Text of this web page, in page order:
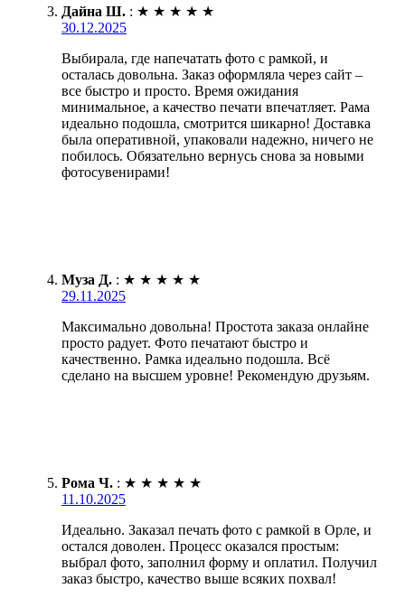
Дайна Ш. : ★ ★ ★ ★ ★
30.12.2025
Выбирала, где напечатать фото с рамкой, и
осталась довольна. Заказ оформляла через сайт –
все быстро и просто. Время ожидания
минимальное, а качество печати впечатляет. Рама
идеально подошла, смотрится шикарно! Доставка
была оперативной, упаковали надежно, ничего не
побилось. Обязательно вернусь снова за новыми
фотосувенирами!
Муза Д. : ★ ★ ★ ★ ★
29.11.2025
Максимально довольна! Простота заказа онлайне
просто радует. Фото печатают быстро и
качественно. Рамка идеально подошла. Всё
сделано на высшем уровне! Рекомендую друзьям.
Рома Ч. : ★ ★ ★ ★ ★
11.10.2025
Идеально. Заказал печать фото с рамкой в Орле, и
остался доволен. Процесс оказался простым:
выбрал фото, заполнил форму и оплатил. Получил
заказ быстро, качество выше всяких похвал!